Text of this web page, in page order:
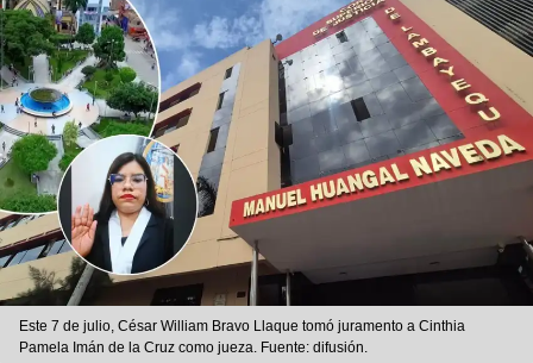
Este 7 de julio, César William Bravo Llaque tomó juramento a Cinthia
Pamela Imán de la Cruz como jueza. Fuente: difusión.